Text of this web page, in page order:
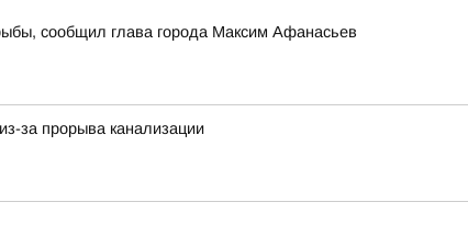
сообщил глава города Максим Афанасьев
за прорыва канализации